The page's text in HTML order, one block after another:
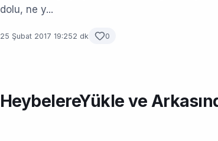
dolu, ne y...
25 Şubat 2017 19:252 dk 0
HeybelereYükle ve